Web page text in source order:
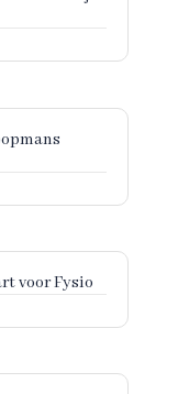
voor Fysio